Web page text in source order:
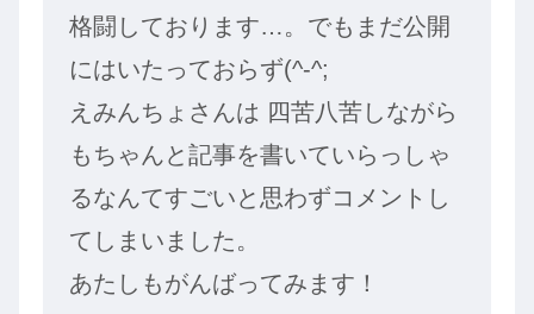
格闘しております…。でもまだ公開
にはいたっておらず(^-^;
えみんちょさんは 四苦八苦しながら
もちゃんと記事を書いていらっしゃ
るなんてすごいと思わずコメントし
てしまいました。
あたしもがんばってみます！